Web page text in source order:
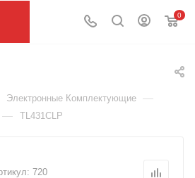
0
Электронные Комплектующие —
— TL431CLP
720